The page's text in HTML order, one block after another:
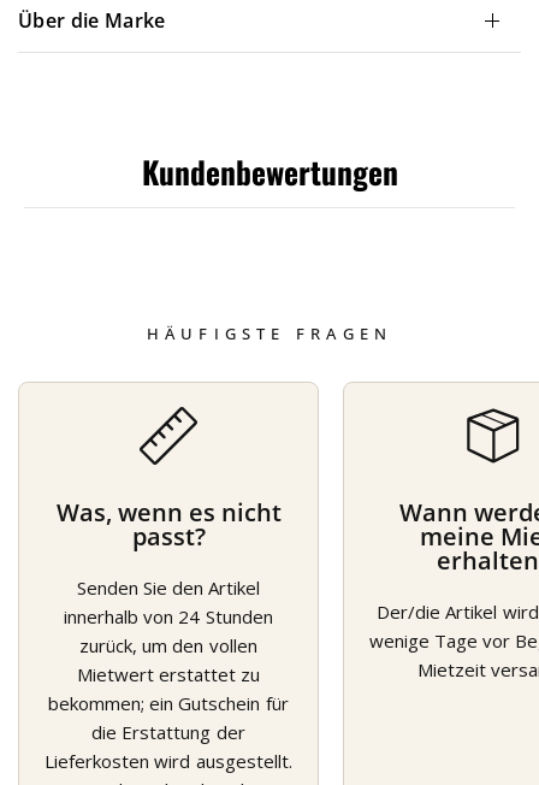
Über die Marke
Kundenbewertungen
HÄUFIGSTE FRAGEN
Was, wenn es nicht
passt?
Senden Sie den Artikel
innerhalb von 24 Stunden
zurück, um den vollen
Mietwert erstattet zu
bekommen; ein Gutschein für
die Erstattung der
Lieferkosten wird ausgestellt.
Wann
meine
Der/die Artikel
wenige Tage vor
Mietzeit